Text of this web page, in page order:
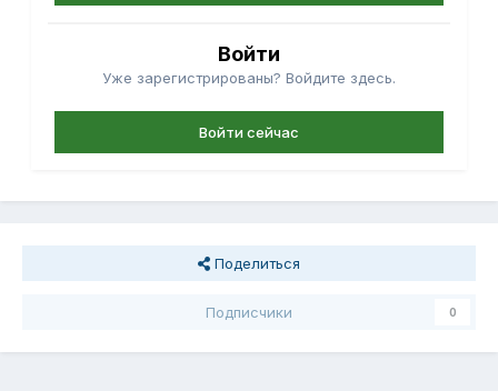
Войти
Уже зарегистрированы? Войдите здесь.
Войти сейчас
Поделиться
Подписчики 0